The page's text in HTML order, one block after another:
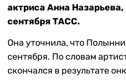
актриса Анна Назарьева,
сентября ТАСС.
Она уточнила, что
сентября. По словам
скончался в результате